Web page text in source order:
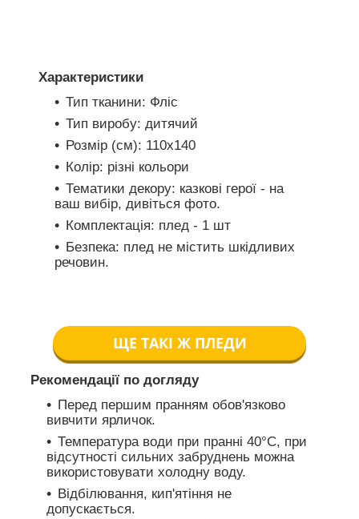
Характеристики
Тип тканини: Фліс
Тип виробу: дитячий
Розмір (см): 110х140
Колір: різні кольори
Тематики декору: казкові герої - на
ваш вибір, дивіться фото.
Комплектація: плед - 1 шт
Безпека: плед не містить шкідливих
речовин.
ЩЕ ТАКІ Ж ПЛЕДИ
Рекомендації по догляду
Перед першим пранням обов'язково
вивчити ярличок.
Температура води при пранні 40°C, при
відсутності сильних забруднень можна
використовувати холодну воду.
Відбілювання, кип'ятіння не
допускається.